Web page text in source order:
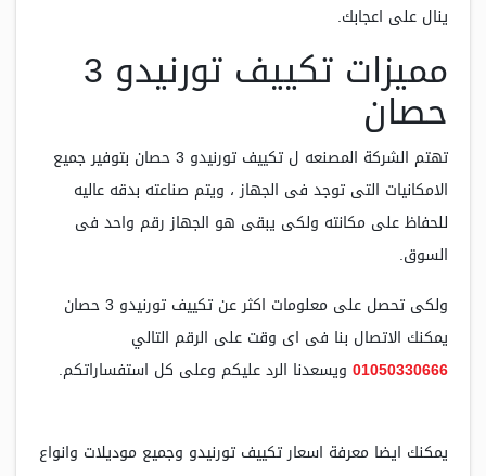
ينال على اعجابك.
مميزات تكييف تورنيدو 3
حصان
تهتم الشركة المصنعه ل تكييف تورنيدو 3 حصان بتوفير جميع
الامكانيات التى توجد فى الجهاز ، ويتم صناعته بدقه عاليه
للحفاظ على مكانته ولكى يبقى هو الجهاز رقم واحد فى
السوق.
ولكى تحصل على معلومات اكثر عن تكييف تورنيدو 3 حصان
يمكنك الاتصال بنا فى اى وقت على الرقم التالي
01050330666 ويسعدنا الرد عليكم وعلى كل استفساراتكم.
يمكنك ايضا معرفة اسعار تكييف تورنيدو وجميع موديلات وانواع